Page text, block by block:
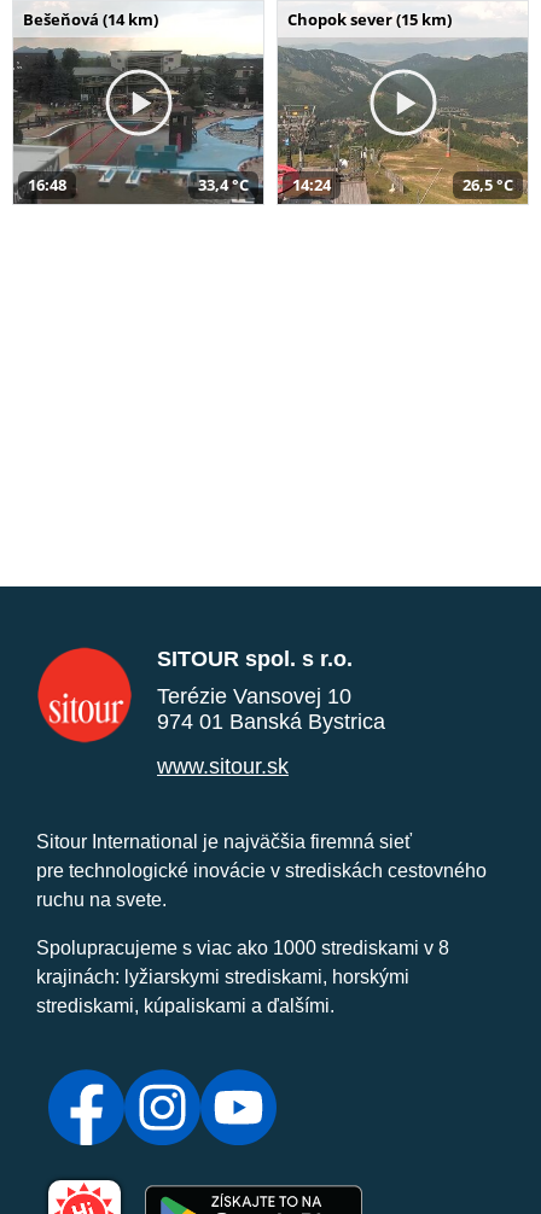
Bešeňová (14 km)
16:48 33,4 °C
Chopok sever (15 km)
14:24 26,5 °C
SITOUR spol. s r.o.
Terézie Vansovej 10
974 01 Banská Bystrica
www.sitour.sk
Sitour International je najväčšia firemná sieť
pre technologické inovácie v strediskách cestovného
ruchu na svete.
Spolupracujeme s viac ako 1000 strediskami v 8
krajinách: lyžiarskymi strediskami, horskými
strediskami, kúpaliskami a ďalšími.